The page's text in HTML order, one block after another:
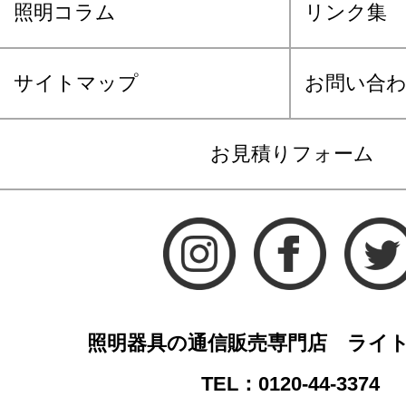
照明コラム リンク集
サイトマップ お問い合
お見積りフォーム
照明器具の通信販売専門店 ライ
TEL：0120-44-3374